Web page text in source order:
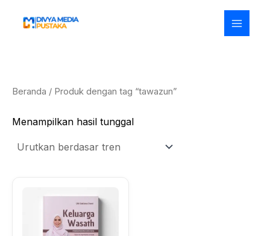
Beranda / Produk dengan tag “tawazun”
Menampilkan hasil tunggal